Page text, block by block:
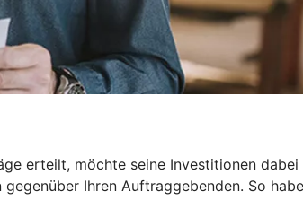
erteilt, möchte seine Investitionen
Ihren Auftraggebenden. So